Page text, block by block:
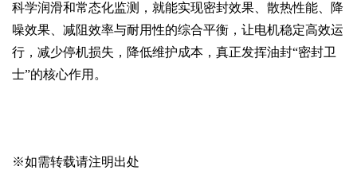
科学润滑和常态化监测，就能实现密封效果、散热性能、降
噪效果、减阻效率与耐用性的综合平衡，让电机稳定高效运
行，减少停机损失，降低维护成本，真正发挥油封“密封卫
士”的核心作用。
※如需转载请注明出处